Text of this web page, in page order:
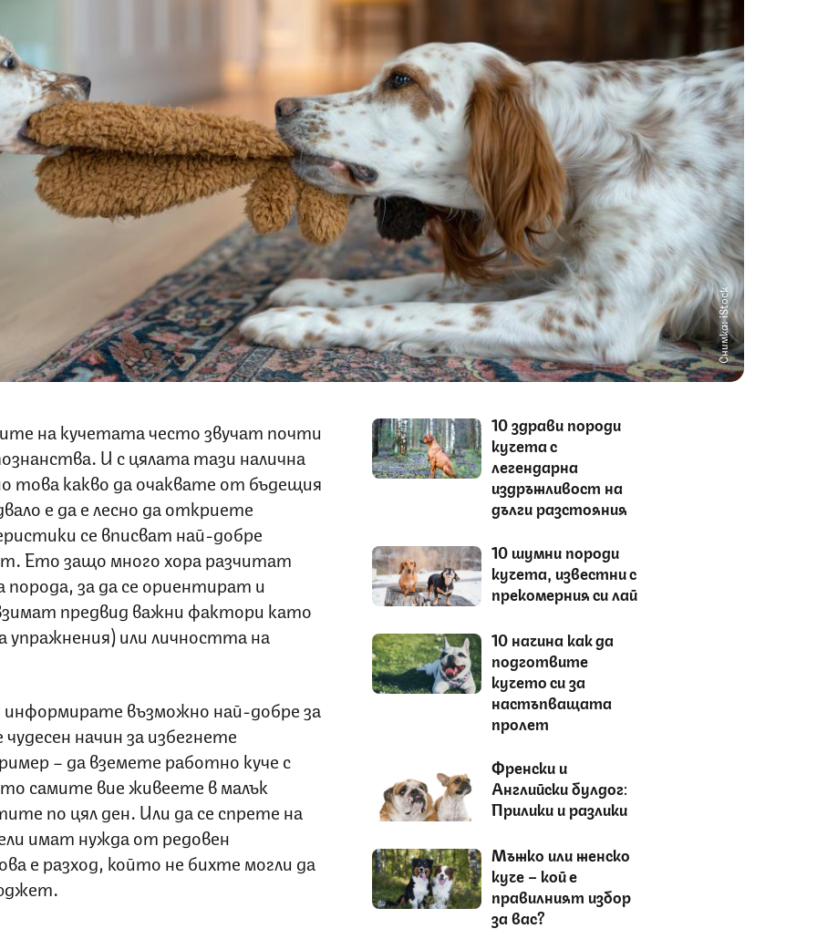
Снимка: iStock
на кучетата често звучат почти
И с цялата тази налична
това какво да очаквате от бъдещия
е да е лесно да откриете
се вписват най-добре
Ето защо много хора разчитат
порода, за да се ориентират и
предвид важни фактори като
упражнения) или личността на
възможно най-добре за
начин за избегнете
– да вземете работно куче с
самите вие живеете в малък
по цял ден. Или да се спрете на
имат нужда от редовен
е разход, който не бихте могли да
10 здрави породи
кучета с
легендарна
издръжливост на
дълги разстояния
10 шумни породи
кучета, известни с
прекомерния си лай
10 начина как да
подготвите
кучето си за
настъпващата
пролет
Френски и
Английски булдог:
Прилики и разлики
Мъжко или женско
куче – кой е
правилният избор
за вас?